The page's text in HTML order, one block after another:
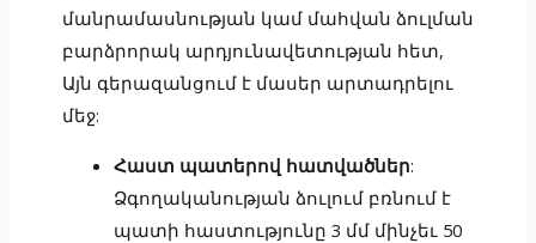
մանրամասնության կամ մահվան ձուլման
բարձրորակ արդյունավետության հետ,
Այն գերազանցում է մասեր արտադրելու
մեջ:
Հաստ պատերով հատվածներ:
Ձգողականության ձուլում բռնում է
պատի հաստությունը 3 մմ մինչեւ 50